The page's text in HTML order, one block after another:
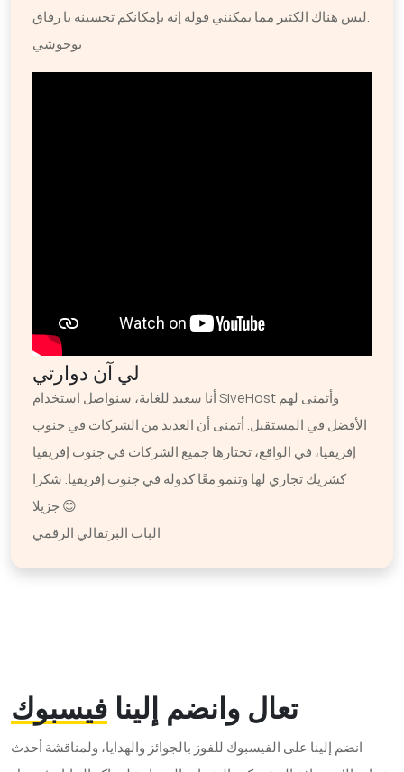
ليس هناك الكثير مما يمكنني قوله إنه بإمكانكم تحسينه يا رفاق.
بوجوشي
لي آن دوارتي
أنا سعيد للغاية، سنواصل استخدام SiveHost وأتمنى لهم
الأفضل في المستقبل. أتمنى أن العديد من الشركات في جنوب
إفريقيا، في الواقع، تختارها جميع الشركات في جنوب إفريقيا
كشريك تجاري لها وتنمو معًا كدولة في جنوب إفريقيا. شكرا
جزيلا 😊
الباب البرتقالي الرقمي
تعال وانضم إلينا فيسبوك
انضم إلينا على الفيسبوك للفوز بالجوائز والهدايا، ولمناقشة أحدث